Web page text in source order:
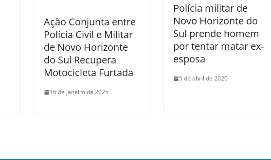
Ação Conjunta entre
Polícia Civil e Militar
de Novo Horizonte
do Sul Recupera
Motocicleta Furtada
16 de janeiro de 2025
Polícia militar de
Novo Horizonte do
Sul prende homem
por tentar matar ex-
esposa
5 de abril de 2020